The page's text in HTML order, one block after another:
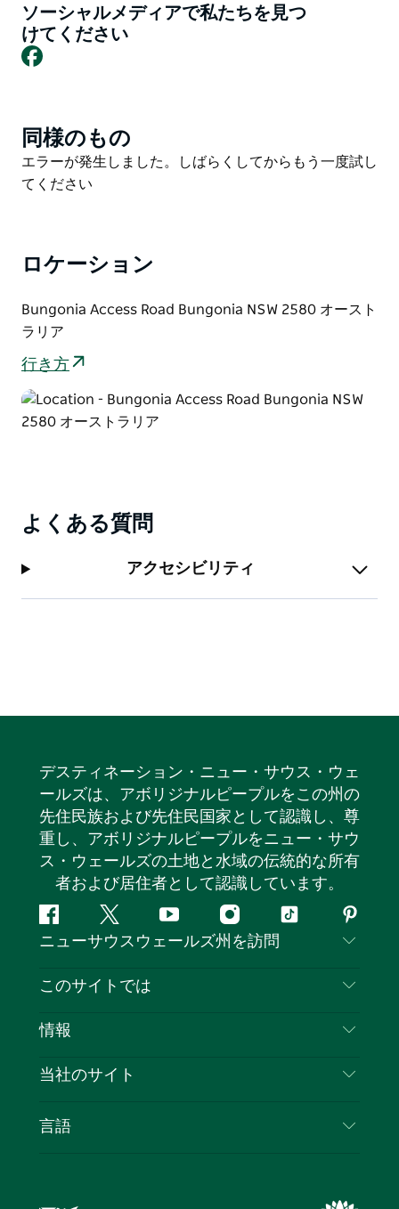
が整備されています。このキャンプ場は、いつでも気軽
に利用できる理想的な拠点です。
議室もあり、レンタルも可能です。
夕暮れ時と夜明けにはカンガルーが草を食む姿、夏には
冬眠から目覚めてキャンプ場をパトロールするゴアナ、
色を眺めることができます。
ニア キャンプ場のバーチャル ツアーをご覧ください。
ソーシャルメディアで私たちを見つ
けてください
Facebook
Product
List
同様のもの
Product
List
エラーが発生しました。しばらくしてからもう一度試し
てください
ロケーション
Bungonia Access Road Bungonia NSW 2580 オースト
ラリア
行き方
よくある質問
アクセシビリティ
デスティネーション・ニュー・サウス・ウェ
ールズは、アボリジナルピープルをこの州の
先住民族および先住民国家として認識し、尊
重し、アボリジナルピープルをニュー・サウ
ス・ウェールズの土地と水域の伝統的な所有
者および居住者として認識しています。
フ
ェ
ス
ッ
ツ
イ
タ
ユ
ー
イ
ン
テ
ピ
ン
レ
ト
ニューサウスウェールズ州を訪問
お問い合わせ
クッキーに関する通知
このサイトでは
目的地
イベント
情報
旅行情報
NSWでのビジネス
当社のサイト
言語